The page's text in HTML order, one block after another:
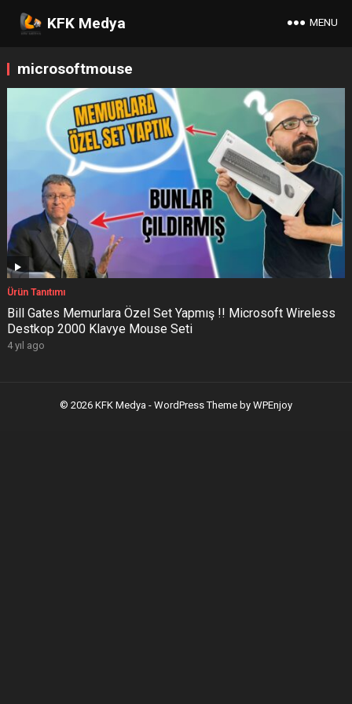
KFK Medya MENU
microsoftmouse
Ürün Tanıtımı
Bill Gates Memurlara Özel Set Yapmış !! Microsoft Wireless
Destkop 2000 Klavye Mouse Seti
4 yıl ago
© 2026 KFK Medya - WordPress Theme by WPEnjoy